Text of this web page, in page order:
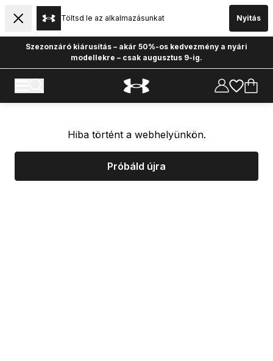
Töltsd le az alkalmazásunkat Nyitás
Szezonzáró kiárusítás – akár 50%-os kedvezmény a nyári
modellekre – csak augusztus 9-ig.
Hiba történt a webhelyünkön.
Próbáld újra